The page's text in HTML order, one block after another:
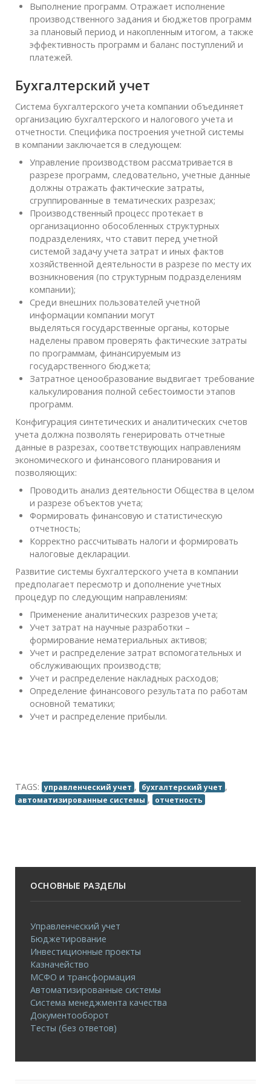
Выполнение программ. Отражает исполнение
производственного задания и бюджетов программ
за плановый период и накопленным итогом, а также
эффективность программ и баланс поступлений и
платежей.
Бухгалтерский учет
Система бухгалтерского учета компании объединяет
организацию бухгалтерского и налогового учета и
отчетности. Специфика построения учетной системы
в компании заключается в следующем:
Управление производством рассматривается в
разрезе программ, следовательно, учетные данные
должны отражать фактические затраты,
сгруппированные в тематических разрезах;
Производственный процесс протекает в
организационно обособленных структурных
подразделениях, что ставит перед учетной
системой задачу учета затрат и иных фактов
хозяйственной деятельности в разрезе по месту их
возникновения (по структурным подразделениям
компании);
Среди внешних пользователей учетной
информации компании могут
выделяться государственные органы, которые
наделены правом проверять фактические затраты
по программам, финансируемым из
государственного бюджета;
Затратное ценообразование выдвигает требование
калькулирования полной себестоимости этапов
программ.
Конфигурация синтетических и аналитических счетов
учета должна позволять генерировать отчетные
данные в разрезах, соответствующих направлениям
экономического и финансового планирования и
позволяющих:
Проводить анализ деятельности Общества в целом
и разрезе объектов учета;
Формировать финансовую и статистическую
отчетность;
Корректно рассчитывать налоги и формировать
налоговые декларации.
Развитие системы бухгалтерского учета в компании
предполагает пересмотр и дополнение учетных
процедур по следующим направлениям:
Применение аналитических разрезов учета;
Учет затрат на научные разработки –
формирование нематериальных активов;
Учет и распределение затрат вспомогательных и
обслуживающих производств;
Учет и распределение накладных расходов;
Определение финансового результата по работам
основной тематики;
Учет и распределение прибыли.
TAGS: управленческий учет , бухгалтерский учет ,
автоматизированные системы , отчетность
ОСНОВНЫЕ РАЗДЕЛЫ
Управленческий учет
Бюджетирование
Инвестиционные проекты
Казначейство
МСФО и трансформация
Автоматизированные системы
Система менеджмента качества
Документооборот
Тесты (без ответов)